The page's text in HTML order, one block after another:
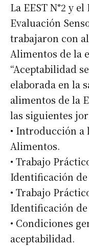
La EEST N°2 y
Evaluación
trabajaron con
Alimentos de la
“Aceptabilidad
elaborada en la
alimentos de la
las siguientes
• Introducción a
Alimentos.
• Trabajo
Identificación de
• Trabajo
Identificación de
• Condiciones
aceptabilidad.